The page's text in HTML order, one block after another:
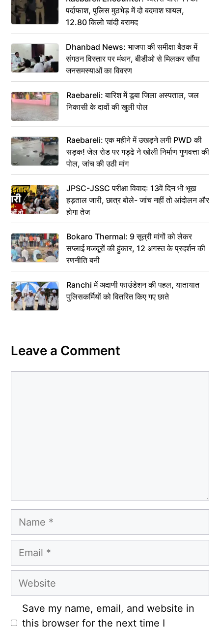
पर्दाफाश, पुलिस मुठभेड़ में दो बदमाश घायल,
12.80 किलो चांदी बरामद
Dhanbad News: भाजपा की समीक्षा बैठक में
संगठन विस्तार पर मंथन, बीडीओ से मिलकर सौंपा
जनसमस्याओं का विवरण
Raebareli: बारिश में डूबा जिला अस्पताल, जल
निकासी के दावों की खुली पोल
Raebareli: एक महीने में उखड़ने लगी PWD की
सड़क! जेल रोड पर गड्ढे ने खोली निर्माण गुणवत्ता की
पोल, जांच की उठी मांग
JPSC-JSSC परीक्षा विवाद: 13वें दिन भी भूख
हड़ताल जारी, छात्र बोले- जांच नहीं तो आंदोलन और
होगा तेज
Bokaro Thermal: 9 सूत्री मांगों को लेकर
सप्लाई मजदूरों की हुंकार, 12 अगस्त के प्रदर्शन की
रणनीति बनी
Ranchi में अदाणी फाउंडेशन की पहल, यातायात
पुलिसकर्मियों को वितरित किए गए छाते
Leave a Comment
Name
Email
Website
Save my name, email, and website in
this browser for the next time I